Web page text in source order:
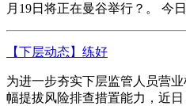
月19日将正在曼谷举行？。 今
【下层动态】练好
为进一步夯实下层监管人员营
幅提拔风险排查措置能力，近